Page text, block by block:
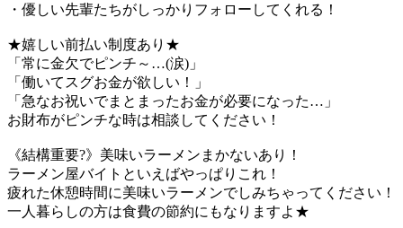
・優しい先輩たちがしっかりフォローしてくれる！
★嬉しい前払い制度あり★
「常に金欠でピンチ～…(涙)」
「働いてスグお金が欲しい！」
「急なお祝いでまとまったお金が必要になった…」
お財布がピンチな時は相談してください！
《結構重要?》美味いラーメンまかないあり！
ラーメン屋バイトといえばやっぱりこれ！
疲れた休憩時間に美味いラーメンでしみちゃってください！
一人暮らしの方は食費の節約にもなりますよ★